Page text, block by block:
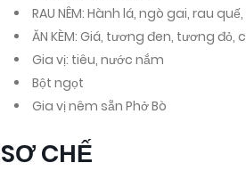
RAU NÊM: Hành lá, ngò gai, rau
ĂN KÈM: Giá, tương đen, tương đỏ,
Gia vị: tiêu, nước nắm
Bột ngọt
Gia vị nêm sẵn Phở Bò
SƠ CHẾ